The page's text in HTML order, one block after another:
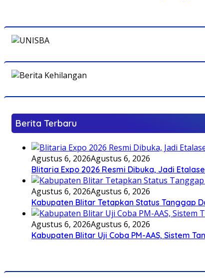
Berita Terbaru
Agustus 6, 2026Agustus 6, 2026
Blitaria Expo 2026 Resmi Dibuka, Jadi
Agustus 6, 2026Agustus 6, 2026
Kabupaten Blitar Tetapkan Status Tanggap
Agustus 6, 2026Agustus 6, 2026
Kabupaten Blitar Uji Coba PM-AAS, Sistem